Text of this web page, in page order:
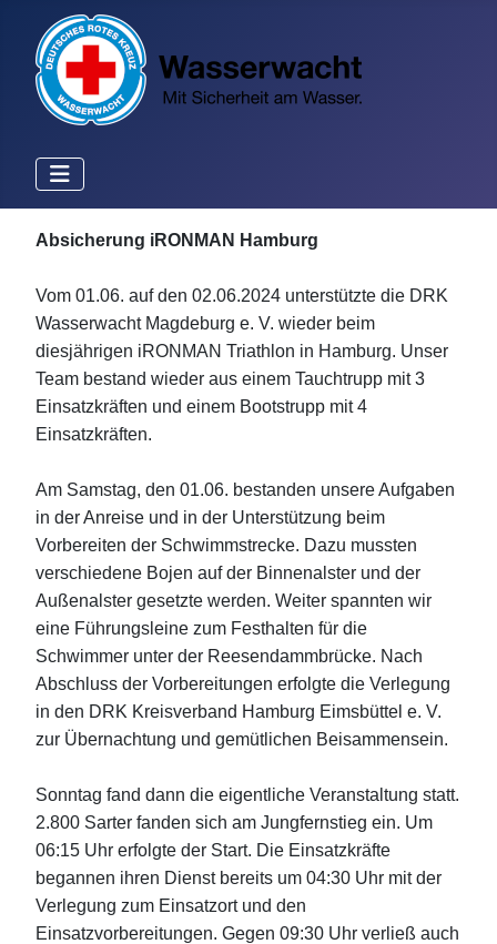
Absicherung iRONMAN Hamburg
Vom 01.06. auf den 02.06.2024 unterstützte die DRK
Wasserwacht Magdeburg e. V. wieder beim
diesjährigen iRONMAN Triathlon in Hamburg. Unser
Team bestand wieder aus einem Tauchtrupp mit 3
Einsatzkräften und einem Bootstrupp mit 4
Einsatzkräften.
Am Samstag, den 01.06. bestanden unsere Aufgaben
in der Anreise und in der Unterstützung beim
Vorbereiten der Schwimmstrecke. Dazu mussten
verschiedene Bojen auf der Binnenalster und der
Außenalster gesetzte werden. Weiter spannten wir
eine Führungsleine zum Festhalten für die
Schwimmer unter der Reesendammbrücke. Nach
Abschluss der Vorbereitungen erfolgte die Verlegung
in den DRK Kreisverband Hamburg Eimsbüttel e. V.
zur Übernachtung und gemütlichen Beisammensein.
Sonntag fand dann die eigentliche Veranstaltung statt.
2.800 Sarter fanden sich am Jungfernstieg ein. Um
06:15 Uhr erfolgte der Start. Die Einsatzkräfte
begannen ihren Dienst bereits um 04:30 Uhr mit der
Verlegung zum Einsatzort und den
Einsatzvorbereitungen. Gegen 09:30 Uhr verließ auch